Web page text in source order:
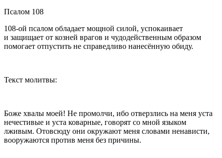
Псалом 108
108-ой псалом обладает мощной силой, успокаивает
и защищает от козней врагов и чудодейственным образом
помогает отпустить не справедливо нанесённую обиду.
Текст молитвы:
Боже хвалы моей! Не промолчи, ибо отверзлись на меня уста
нечестивые и уста коварные, говорят со мной языком
лживым. Отовсюду они окружают меня словами ненависти,
вооружаются против меня без причины.